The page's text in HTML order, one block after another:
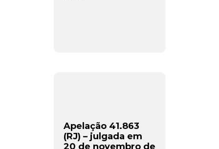
Apelação 41.863
(RJ) – julgada em
20 de novembro de